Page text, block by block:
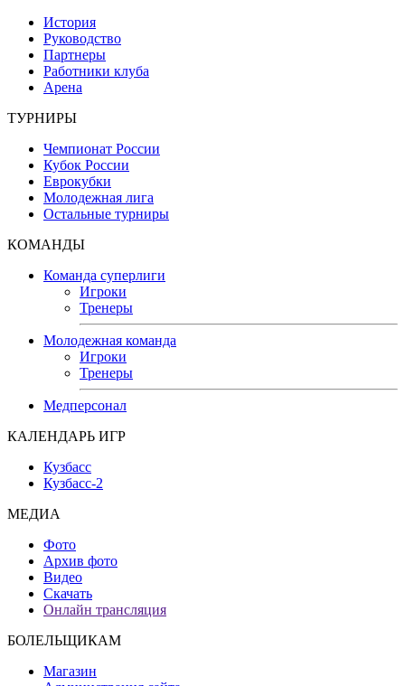
История
Руководство
Партнеры
Работники клуба
Арена
ТУРНИРЫ
Чемпионат России
Кубок России
Еврокубки
Молодежная лига
Остальные турниры
КОМАНДЫ
Команда суперлиги
Игроки
Тренеры
Молодежная команда
Игроки
Тренеры
Медперсонал
КАЛЕНДАРЬ ИГР
Кузбасс
Кузбасс-2
МЕДИА
Фото
Архив фото
Видео
Скачать
Онлайн трансляция
БОЛЕЛЬЩИКАМ
Магазин